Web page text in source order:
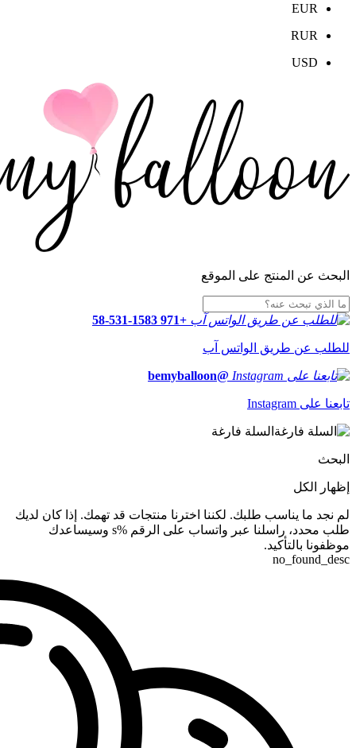
EUR
RUR
USD
البحث عن المنتج على الموقع
+971 58-531-1583
للطلب عن طريق الواتس آب
@bemyballoon
تابعنا على Instagram
السلة فارغة
البحث
إظهار الكل
لم نجد ما يناسب طلبك. لكننا اخترنا منتجات قد تهمك. إذا كان لديك
طلب محدد، راسلنا عبر واتساب على الرقم %s وسيساعدك
موظفونا بالتأكيد.
no_found_desc